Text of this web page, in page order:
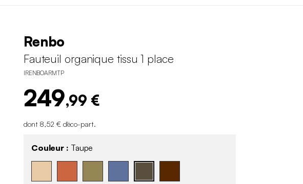
Renbo
Fauteuil organique tissu 1 place
IRENBOARMTP
249,99 €
dont 8,52 € d'éco-part.
Couleur : Taupe